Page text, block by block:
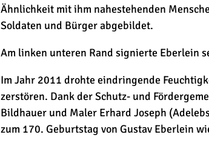
Ähnlichkeit mit ihm nahestehenden
Soldaten und Bürger abgebildet.
Am linken unteren Rand signierte Eberlein
Im Jahr 2011 drohte eindringende
zerstören. Dank der Schutz- und
Bildhauer und Maler Erhard Joseph
zum 170. Geburtstag von Gustav Eberlein